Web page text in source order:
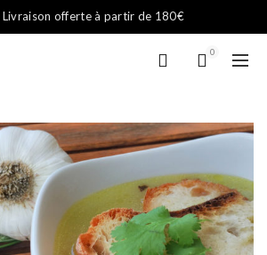
Livraison offerte à partir de 180€
0